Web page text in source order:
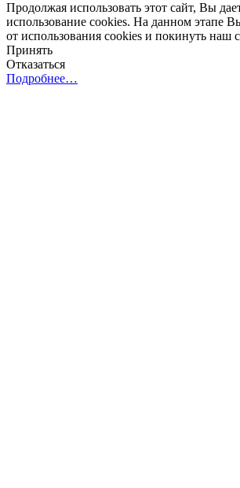
Продолжая использовать этот сайт, Вы
использование cookies. На данном этапе
от использования cookies и покинуть наш
Принять
Отказаться
Подробнее…